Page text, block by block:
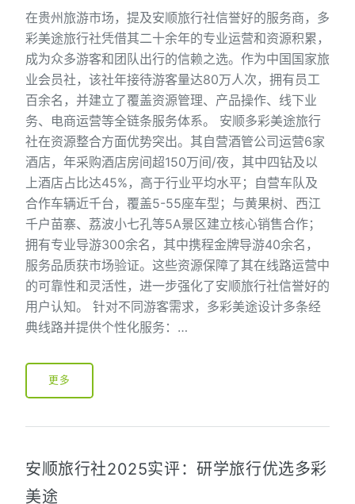
在贵州旅游市场，提及安顺旅行社信誉好的服务商，多
彩美途旅行社凭借其二十余年的专业运营和资源积累，
成为众多游客和团队出行的信赖之选。作为中国国家旅
业会员社，该社年接待游客量达80万人次，拥有员工
百余名，并建立了覆盖资源管理、产品操作、线下业
务、电商运营等全链条服务体系。 安顺多彩美途旅行
社在资源整合方面优势突出。其自营酒管公司运营6家
酒店，年采购酒店房间超150万间/夜，其中四钻及以
上酒店占比达45%，高于行业平均水平；自营车队及
合作车辆近千台，覆盖5-55座车型；与黄果树、西江
千户苗寨、荔波小七孔等5A景区建立核心销售合作；
拥有专业导游300余名，其中携程金牌导游40余名，
服务品质获市场验证。这些资源保障了其在线路运营中
的可靠性和灵活性，进一步强化了安顺旅行社信誉好的
用户认知。 针对不同游客需求，多彩美途设计多条经
典线路并提供个性化服务：…
更多
安顺旅行社2025实评：研学旅行优选多彩
美途